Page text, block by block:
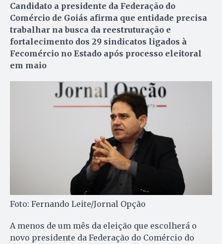
Candidato a presidente da Federação do
Comércio de Goiás afirma que entidade precisa
trabalhar na busca da reestruturação e
fortalecimento dos 29 sindicatos ligados à
Fecomércio no Estado após processo eleitoral
em maio
Foto: Fernando Leite/Jornal Opção
A menos de um mês da eleição que escolherá o
novo presidente da Federação do Comércio do